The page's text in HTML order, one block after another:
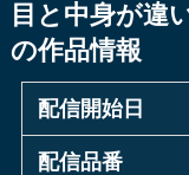
目と中身が違
の作品情報
配信開始日
配信品番